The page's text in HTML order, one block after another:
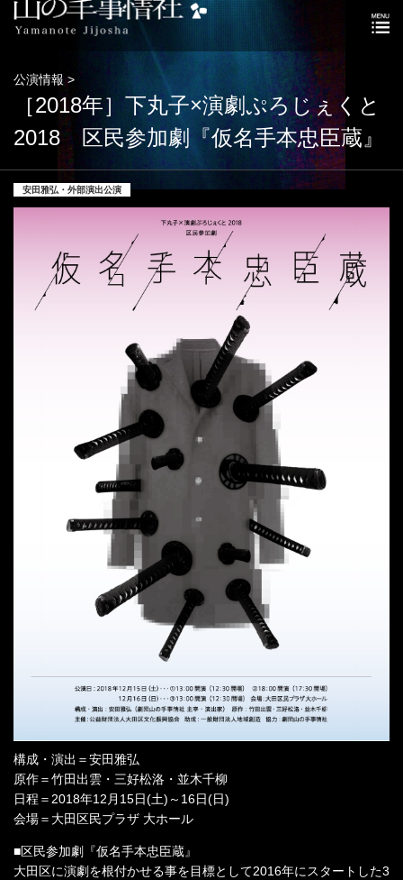
公演情報 >
［2018年］下丸子×演劇ぷろじぇくと
2018 区民参加劇『仮名手本忠臣蔵』
安田雅弘・外部演出公演
構成・演出＝安田雅弘
原作＝竹田出雲・三好松洛・並木千柳
日程＝2018年12月15日(土)～16日(日)
会場＝大田区民プラザ 大ホール
■区民参加劇『仮名手本忠臣蔵』
大田区に演劇を根付かせる事を目標として2016年にスタートした3